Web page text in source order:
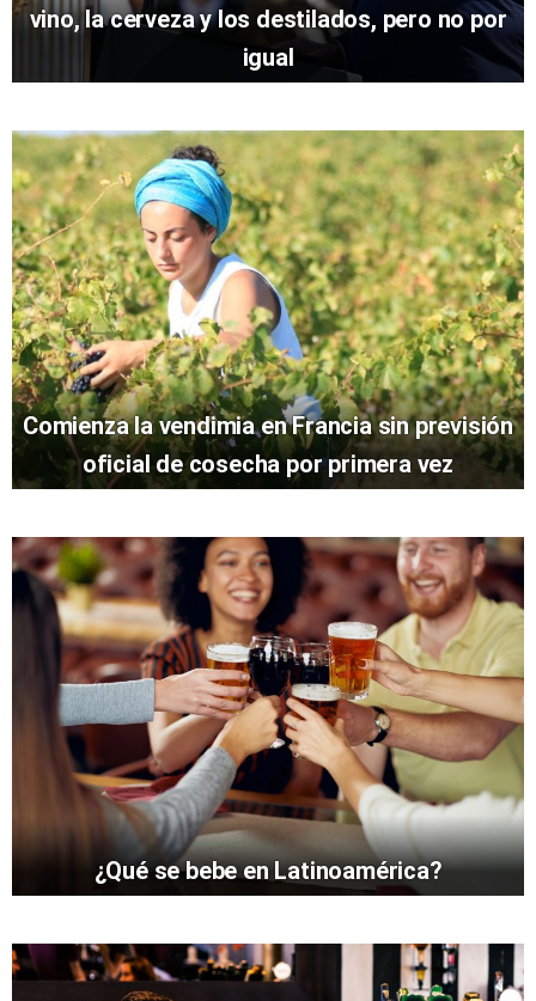
vino, la cerveza y los destilados, pero no por
igual
Comienza la vendimia en Francia sin previsión
oficial de cosecha por primera vez
¿Qué se bebe en Latinoamérica?